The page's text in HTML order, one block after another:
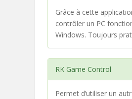
Grâce à cette
contrôler un PC
Windows. Toujours
RK Game Control
Permet d’utiliser un